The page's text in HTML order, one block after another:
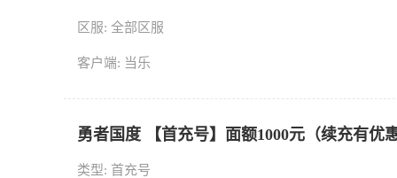
区服: 全部区服
客户端: 当乐
勇者国度 【首充号】面额1000元（续充有优
类型: 首充号